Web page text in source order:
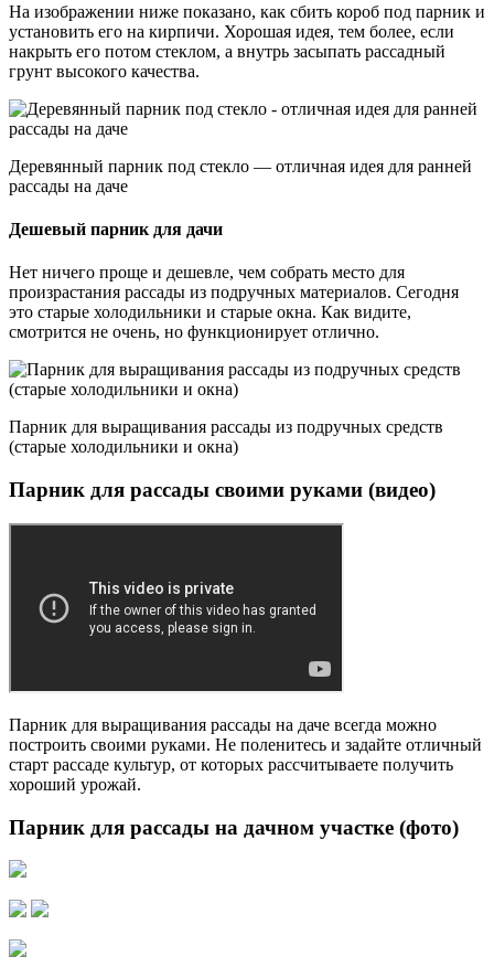
На изображении ниже показано, как сбить короб под парник и
установить его на кирпичи. Хорошая идея, тем более, если
накрыть его потом стеклом, а внутрь засыпать рассадный
грунт высокого качества.
Деревянный парник под стекло — отличная идея для ранней
рассады на даче
Дешевый парник для дачи
Нет ничего проще и дешевле, чем собрать место для
произрастания рассады из подручных материалов. Сегодня
это старые холодильники и старые окна. Как видите,
смотрится не очень, но функционирует отлично.
Парник для выращивания рассады из подручных средств
(старые холодильники и окна)
Парник для рассады своими руками (видео)
Парник для выращивания рассады на даче всегда можно
построить своими руками. Не поленитесь и задайте отличный
старт рассаде культур, от которых рассчитываете получить
хороший урожай.
Парник для рассады на дачном участке (фото)